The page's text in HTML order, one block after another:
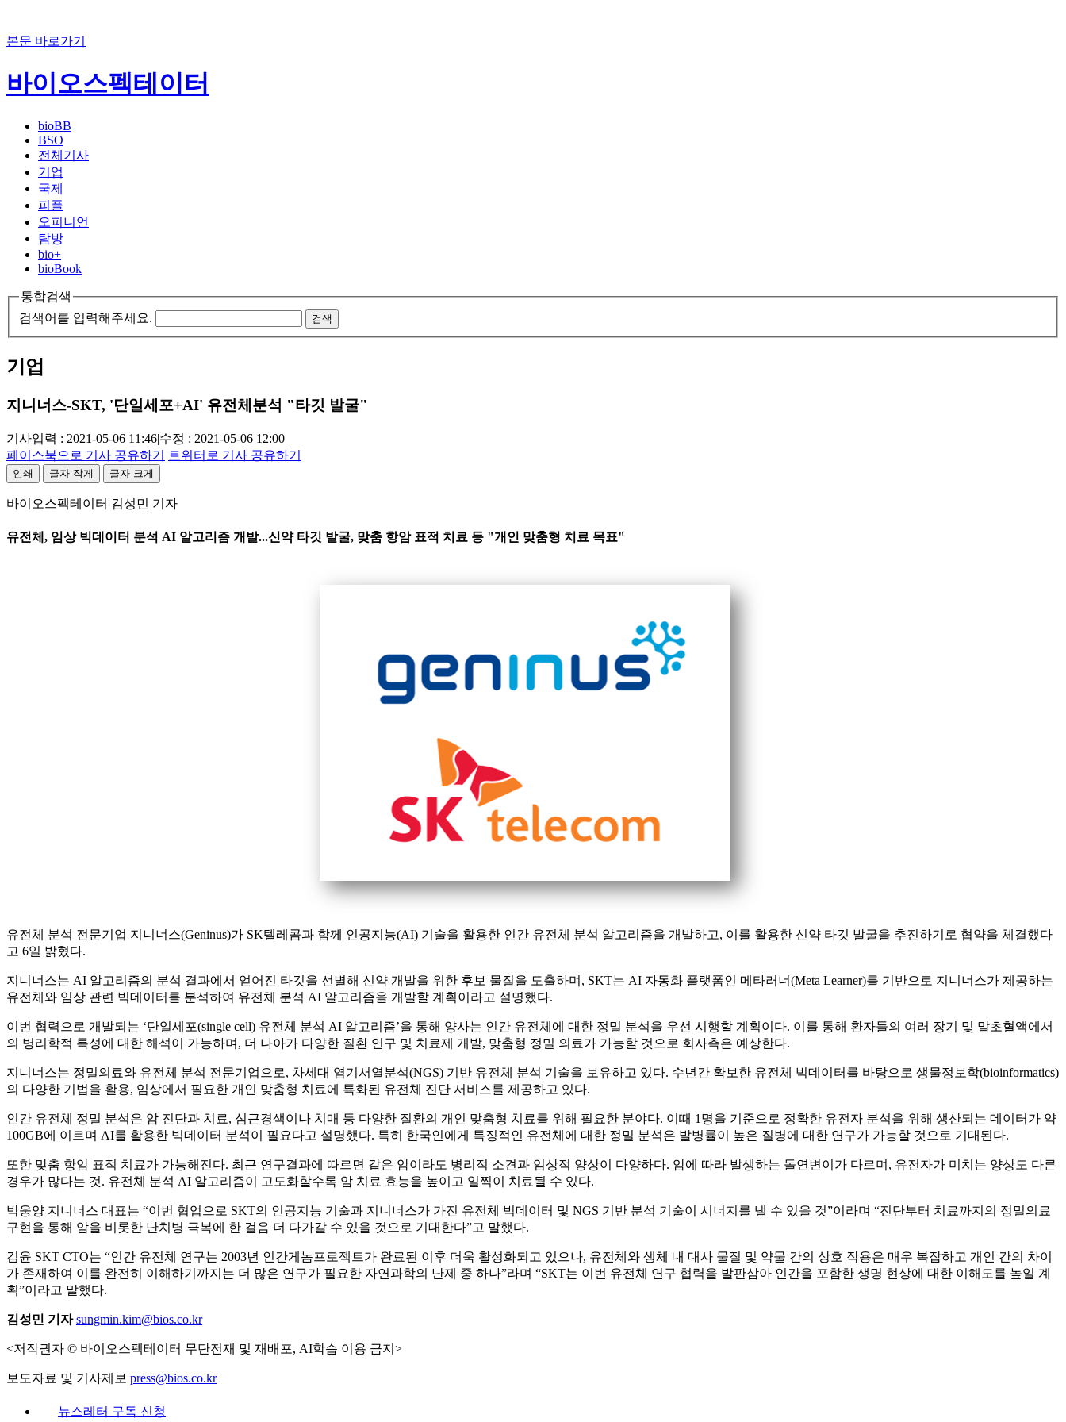
본문 바로가기
바이오스펙테이터
bioBB
BSO
전체기사
기업
국제
피플
오피니언
탐방
bio+
bioBook
통합검색
검색어를 입력해주세요.
검색
기업
지니너스-SKT, '단일세포+AI' 유전체분석 "타깃 발굴"
기사입력 : 2021-05-06 11:46|수정 : 2021-05-06 12:00
페이스북으로 기사 공유하기
트위터로 기사 공유하기
인쇄 글자 작게 글자 크게
바이오스펙테이터 김성민 기자
유전체, 임상 빅데이터 분석 AI 알고리즘 개발...신약 타깃 발굴, 맞춤 항암 표적 치료 등 "개인 맞춤형 치료 목표"
유전체 분석 전문기업 지니너스(Geninus)가 SK텔레콤과 함께 인공지능(AI) 기술을 활용한 인간 유전체 분석 알고리즘을 개발하고, 이를 활용한 신약 타깃 발굴을 추진하기로 협약을 체결했다
고 6일 밝혔다.
지니너스는 AI 알고리즘의 분석 결과에서 얻어진 타깃을 선별해 신약 개발을 위한 후보 물질을 도출하며, SKT는 AI 자동화 플랫폼인 메타러너(Meta Learner)를 기반으로 지니너스가 제공하는
유전체와 임상 관련 빅데이터를 분석하여 유전체 분석 AI 알고리즘을 개발할 계획이라고 설명했다.
이번 협력으로 개발되는 ‘단일세포(single cell) 유전체 분석 AI 알고리즘’을 통해 양사는 인간 유전체에 대한 정밀 분석을 우선 시행할 계획이다. 이를 통해 환자들의 여러 장기 및 말초혈액에서
의 병리학적 특성에 대한 해석이 가능하며, 더 나아가 다양한 질환 연구 및 치료제 개발, 맞춤형 정밀 의료가 가능할 것으로 회사측은 예상한다.
지니너스는 정밀의료와 유전체 분석 전문기업으로, 차세대 염기서열분석(NGS) 기반 유전체 분석 기술을 보유하고 있다. 수년간 확보한 유전체 빅데이터를 바탕으로 생물정보학(bioinformatics)
의 다양한 기법을 활용, 임상에서 필요한 개인 맞춤형 치료에 특화된 유전체 진단 서비스를 제공하고 있다.
인간 유전체 정밀 분석은 암 진단과 치료, 심근경색이나 치매 등 다양한 질환의 개인 맞춤형 치료를 위해 필요한 분야다. 이때 1명을 기준으로 정확한 유전자 분석을 위해 생산되는 데이터가 약
100GB에 이르며 AI를 활용한 빅데이터 분석이 필요다고 설명했다. 특히 한국인에게 특징적인 유전체에 대한 정밀 분석은 발병률이 높은 질병에 대한 연구가 가능할 것으로 기대된다.
또한 맞춤 항암 표적 치료가 가능해진다. 최근 연구결과에 따르면 같은 암이라도 병리적 소견과 임상적 양상이 다양하다. 암에 따라 발생하는 돌연변이가 다르며, 유전자가 미치는 양상도 다른
경우가 많다는 것. 유전체 분석 AI 알고리즘이 고도화할수록 암 치료 효능을 높이고 일찍이 치료될 수 있다.
박웅양 지니너스 대표는 “이번 협업으로 SKT의 인공지능 기술과 지니너스가 가진 유전체 빅데이터 및 NGS 기반 분석 기술이 시너지를 낼 수 있을 것”이라며 “진단부터 치료까지의 정밀의료
구현을 통해 암을 비롯한 난치병 극복에 한 걸음 더 다가갈 수 있을 것으로 기대한다”고 말했다.
김윤 SKT CTO는 “인간 유전체 연구는 2003년 인간게놈프로젝트가 완료된 이후 더욱 활성화되고 있으나, 유전체와 생체 내 대사 물질 및 약물 간의 상호 작용은 매우 복잡하고 개인 간의 차이
가 존재하여 이를 완전히 이해하기까지는 더 많은 연구가 필요한 자연과학의 난제 중 하나”라며 “SKT는 이번 유전체 연구 협력을 발판삼아 인간을 포함한 생명 현상에 대한 이해도를 높일 계
획”이라고 말했다.
김성민 기자 sungmin.kim@bios.co.kr
<저작권자 © 바이오스펙테이터 무단전재 및 재배포, AI학습 이용 금지>
보도자료 및 기사제보 press@bios.co.kr
뉴스레터 구독 신청